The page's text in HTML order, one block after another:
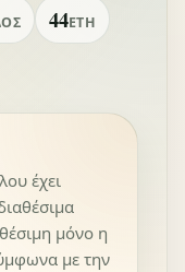
44ΈΤΗ
έχει
μόνο η
με την